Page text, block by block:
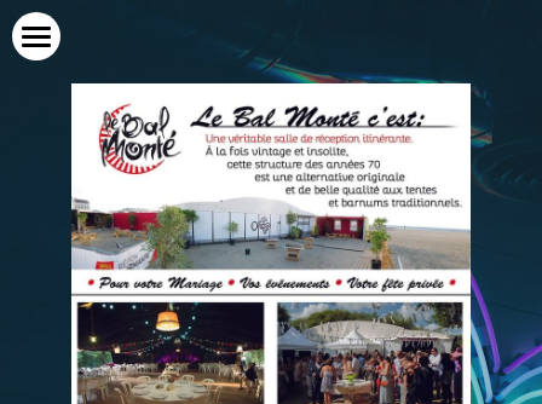
ACCUEIL
LOUEZ LE BAL
Particuliers
NOS RÉFÉRENCES
LES NOCTAMBALS
L'ASSO
CONTACT